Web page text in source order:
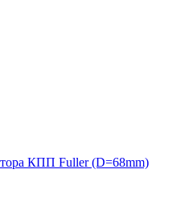
КПП Fuller (D=68mm)